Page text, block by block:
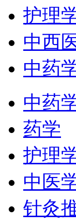
护理
中西
中药
中药
药学
护理
中医
针灸